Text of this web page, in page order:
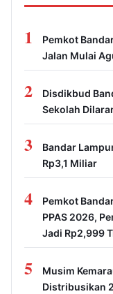
1
Pemkot
Jalan Mulai
2
Disdikbud
Sekolah
3
Bandar
Rp3,1 Miliar
4
Pemkot
PPAS 2026,
Jadi Rp2,999
5
Musim
Distribusikan